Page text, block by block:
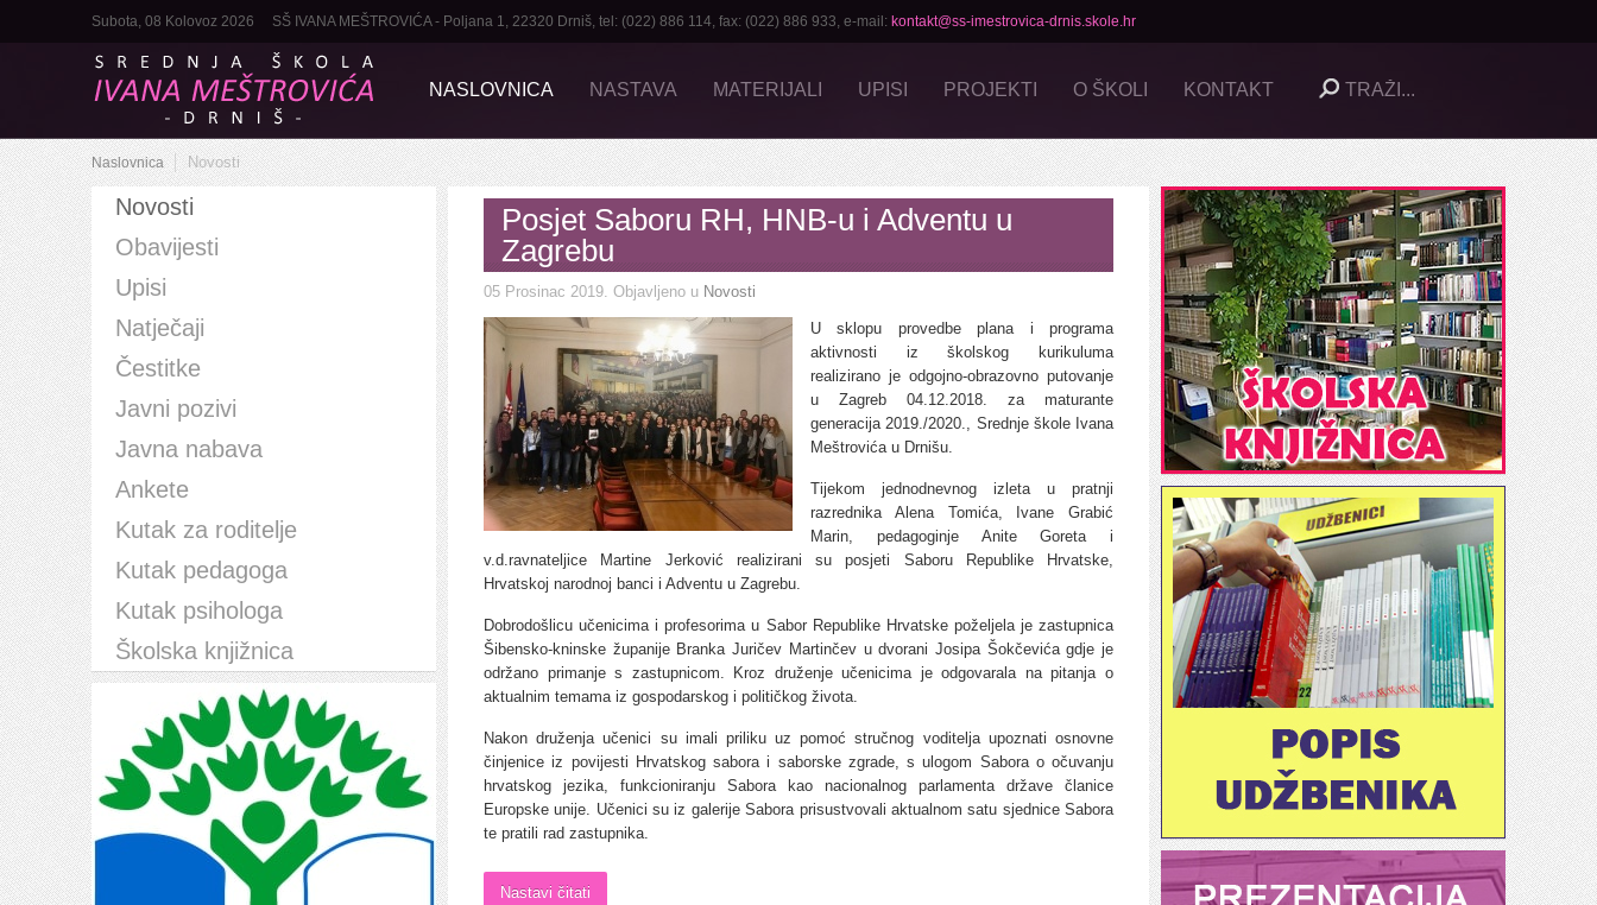
Subota, 08 Kolovoz 2026 SŠ IVANA MEŠTROVIĆA - Poljana 1, 22320 Drniš, tel: (022) 886 114, fax: (022) 886 933, e-mail: kontakt@ss-imestrovica-drnis.skole.hr
NASLOVNICA NASTAVA MATERIJALI UPISI PROJEKTI O ŠKOLI KONTAKT
Naslovnica Novosti
Posjet Saboru RH, HNB-u i Adventu u
Zagrebu
05 Prosinac 2019. Objavljeno u Novosti
U sklopu provedbe plana i programa
aktivnosti iz školskog kurikuluma
realizirano je odgojno-obrazovno putovanje
u Zagreb 04.12.2018. za maturante
generacija 2019./2020., Srednje škole Ivana
Meštrovića u Drnišu.
Tijekom jednodnevnog izleta u pratnji
razrednika Alena Tomića, Ivane Grabić
Marin, pedagoginje Anite Goreta i
v.d.ravnateljice Martine Jerković realizirani su posjeti Saboru Republike Hrvatske,
Hrvatskoj narodnoj banci i Adventu u Zagrebu.
Dobrodošlicu učenicima i profesorima u Sabor Republike Hrvatske poželjela je zastupnica
Šibensko-kninske županije Branka Juričev Martinčev u dvorani Josipa Šokčevića gdje je
održano primanje s zastupnicom. Kroz druženje učenicima je odgovarala na pitanja o
aktualnim temama iz gospodarskog i političkog života.
Nakon druženja učenici su imali priliku uz pomoć stručnog voditelja upoznati osnovne
činjenice iz povijesti Hrvatskog sabora i saborske zgrade, s ulogom Sabora o očuvanju
hrvatskog jezika, funkcioniranju Sabora kao nacionalnog parlamenta države članice
Europske unije. Učenici su iz galerije Sabora prisustvovali aktualnom satu sjednice Sabora
te pratili rad zastupnika.
Nastavi čitati
Novosti
Obavijesti
Upisi
Natječaji
Čestitke
Javni pozivi
Javna nabava
Ankete
Kutak za roditelje
Kutak pedagoga
Kutak psihologa
Školska knjižnica